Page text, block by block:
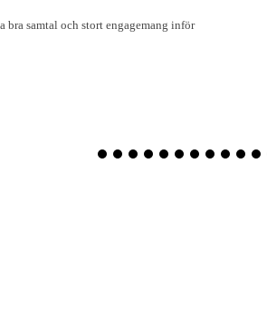
bra samtal och stort engagemang inför
1 2 3 4 5 6